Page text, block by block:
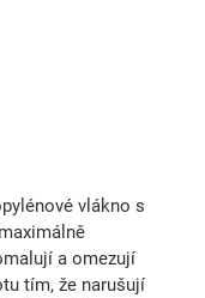
vlákno s
a omezují
tím, že narušují